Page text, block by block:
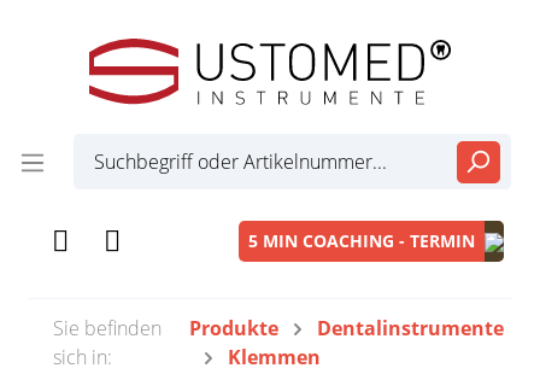
5 MIN COACHING - TERMIN
Sie befinden
sich in:
Produkte
Dentalinstrumente
Klemmen